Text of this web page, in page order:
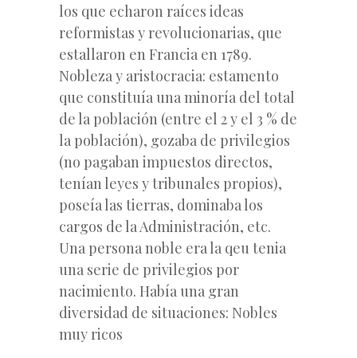
los que echaron raíces ideas
reformistas y revolucionarias, que
estallaron en Francia en 1789.
Nobleza y aristocracia: estamento
que constituía una minoría del total
de la población (entre el 2 y el 3 % de
la población), gozaba de privilegios
(no pagaban impuestos directos,
tenían leyes y tribunales propios),
poseía las tierras, dominaba los
cargos de la Administración, etc.
Una persona noble era la qeu tenia
una serie de privilegios por
nacimiento. Había una gran
diversidad de situaciones: Nobles
muy ricos